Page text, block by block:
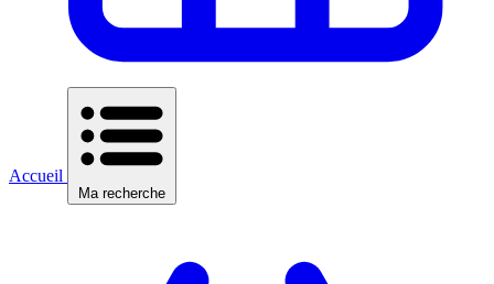
Accueil
Ma recherche